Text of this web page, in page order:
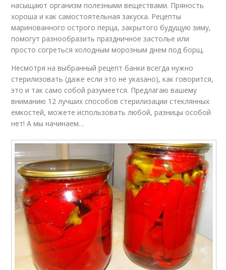
насыщают организм полезными веществами. Пряность
хороша и как самостоятельная закуска. Рецепты
маринованного острого перца, закрытого будущую зиму,
помогут разнообразить праздничное застолье или
просто согреться холодным морозным днем под борщ.
Несмотря на выбранный рецепт банки всегда нужно
стерилизовать (даже если это не указано), как говорится,
это и так само собой разумеется. Предлагаю вашему
вниманию 12 лучших способов стерилизации стеклянных
емкостей, можете использовать любой, разницы особой
нет! А мы начинаем…